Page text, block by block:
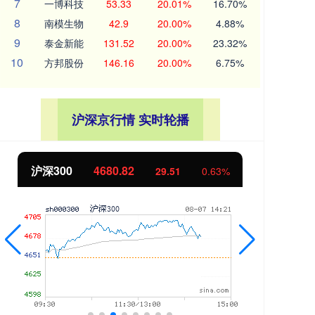
一博科技 53.33 20.01% 16.70%
8 南模生物 42.9 20.00% 4.88%
9 泰金新能 131.52 20.00% 23.32%
10 方邦股份 146.16 20.00% 6.75%
沪深京行情 实时轮播
北证50 1130.84 7.96 0.71%